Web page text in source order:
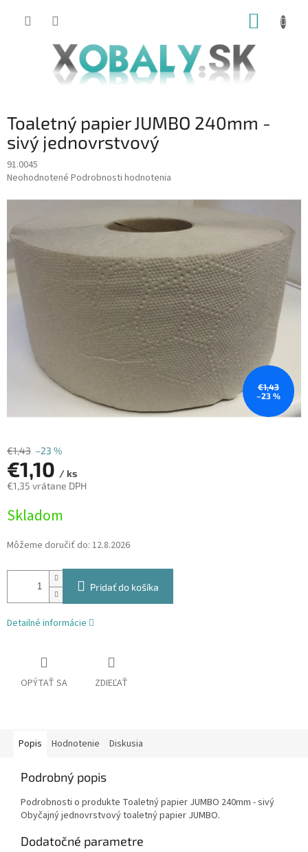
Toaletný papier JUMBO 240mm -
sivý jednovrstvový
91.0045
Priemerné
produktu
0,0
z
5
hviezdičiek.
Neohodnotené Podrobnosti hodnotenia
€1,43
–23 %
€1,43 –23 %
€1,10 / ks
€1,35 vrátane DPH
cena:
Skladom
Môžeme doručiť do: 12.8.2026
Pridať do košíka
Detailné informácie
OPÝTAŤ SA ZDIEĽAŤ
Popis Hodnotenie Diskusia
Podrobný popis
Podrobnosti o produkte Toaletný papier JUMBO 240mm - sivý
Obyčajný jednovrstvový toaletný papier JUMBO.
Dodatočné parametre